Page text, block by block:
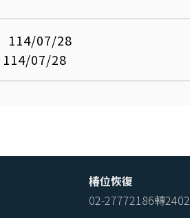
114/07/28
114/07/28
椿位恢復
02-27772186轉2402